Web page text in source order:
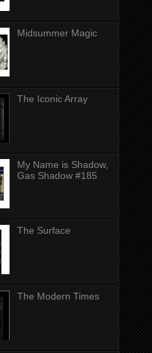
Midsummer Magic
The Iconic Array
My Name is Shadow,
Gas Shadow #185
The Surface
The Modern Times